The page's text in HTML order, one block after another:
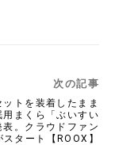
次の記事
トを装着したまま
用まくら「ぶいすい
表。クラウドファン
タート【ROOX】